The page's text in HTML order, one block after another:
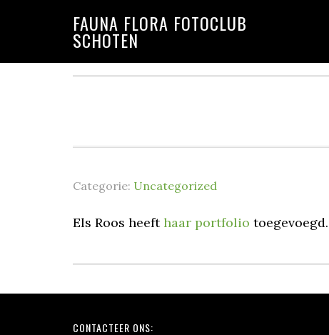
FAUNA FLORA FOTOCLUB
SCHOTEN
Categorie: Uncategorized
Els Roos heefthaar portfolio toegevoegd.
CONTACTEER ONS: